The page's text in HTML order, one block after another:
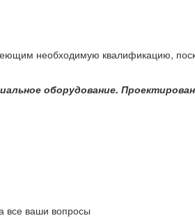
необходимую квалификацию,
оборудование.
все ваши вопросы